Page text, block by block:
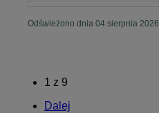
Odświeżono dnia 04 sierpnia 2026
1 z 9
Dalej